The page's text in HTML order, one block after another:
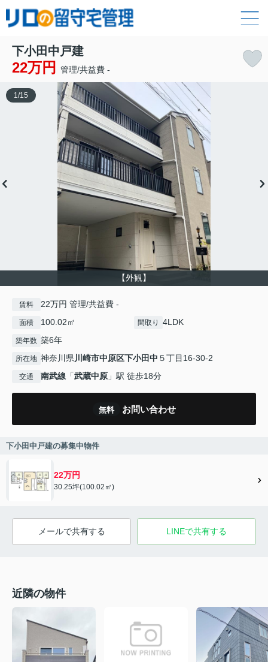
下小田中戸建
22万円 管理/共益費 -
【外観】
1 /15
賃料 22万円 管理/共益費 -
面積 100.02㎡ 間取り 4LDK
築年数 築6年
所在地 神奈川県川崎市中原区下小田中 ５丁目16-30-2
交通 南武線 「武蔵中原 」駅 徒歩18分
無料 お問い合わせ
下小田中戸建の募集中物件
22万円
30.25坪(100.02㎡)
メールで共有する LINEで共有する
近隣の物件